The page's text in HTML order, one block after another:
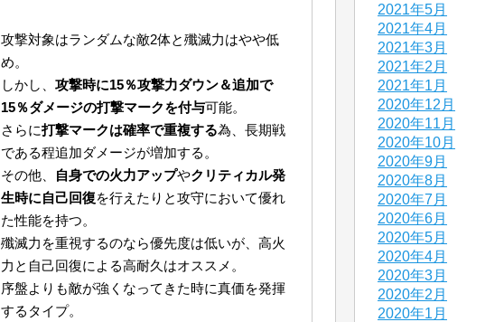
攻撃対象はランダムな敵2体と殲滅力はやや低
め。
しかし、攻撃時に15％攻撃力ダウン＆追加で
15％ダメージの打撃マークを付与可能。
さらに打撃マークは確率で重複する為、長期戦
である程追加ダメージが増加する。
その他、
自身での火力アップやクリティカル発
生時に自己回復を行えたりと攻守において優れ
た性能を持つ。
殲滅力を重視するのなら優先度は低いが、高火
力と自己回復による高耐久はオススメ。
序盤よりも敵が強くなってきた時に真価を発揮
するタイプ。
2021年5月
2021年4月
2021年3月
2021年2月
2021年1月
2020年12月
2020年11月
2020年10月
2020年9月
2020年8月
2020年7月
2020年6月
2020年5月
2020年4月
2020年3月
2020年2月
2020年1月